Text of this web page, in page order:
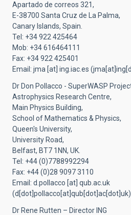
Apartado de correos 321,
E-38700 Santa Cruz de La Palma,
Canary Islands, Spain.
Tel: +34 922 425464
Mob: +34 616464111
Fax: +34 922 425401
Email: jma [at] ing.iac.es
Dr Don Pollacco - SuperWASP
Astrophysics Research Centre,
Main Physics Building,
School of Mathematics & Physics,
Queen's University,
University Road,
Belfast, BT7 1NN, UK.
Tel: +44 (0)7788992294
Fax: +44 (0)28 9097 3110
Email: d.pollacco [at] qub.ac.uk
(d[dot]pollacco[at]qub[dot]ac[dot]uk)
Dr Rene Rutten – Director ING